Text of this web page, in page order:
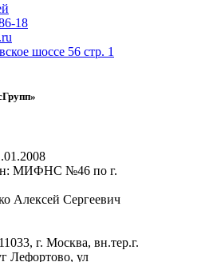
18
шоссе 56 стр. 1
МИФНС №46 по г.
Алексей Сергеевич
г. Москва, вн.тер.г.
Лефортово, ул